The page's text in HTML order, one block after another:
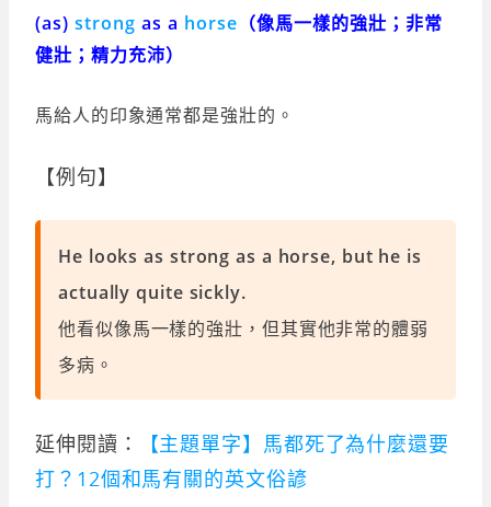
(as) strong as a horse （像馬一樣的強壯；非常
健壯；精力充沛）
馬給人的印象通常都是強壯的。
【例句】
He looks as strong as a horse, but he is
actually quite sickly.
他看似像馬一樣的強壯，但其實他非常的體弱
多病。
延伸閱讀：
【主題單字】馬都死了為什麼還要
打？12個和馬有關的英文俗諺